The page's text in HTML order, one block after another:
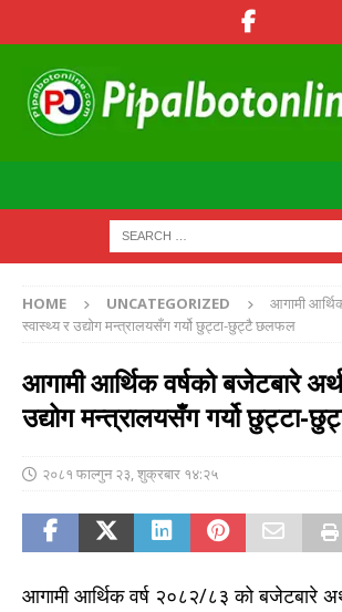
HOME UNCATEGORIZED
आगामी
स्वास्थ्य र उद्योग मन्त्रालयसँग गर्यो छुट्टा-छुट्टै छलफल
आगामी आर्थिक वर्षको बजेटबारे
उद्योग मन्त्रालयसँग गर्यो
२०८१ फाल्गुन २३, शुक्रबार १४:२५
आगामी आर्थिक वर्ष २०८२/८३ को बजेटबारे